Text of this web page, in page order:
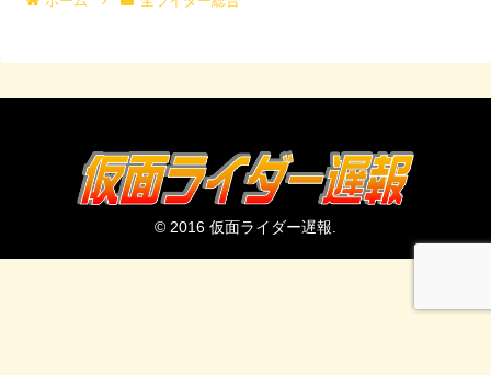
© 2016 仮面ライダー遅報.